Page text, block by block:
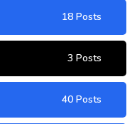
18 Posts
3 Posts
40 Posts